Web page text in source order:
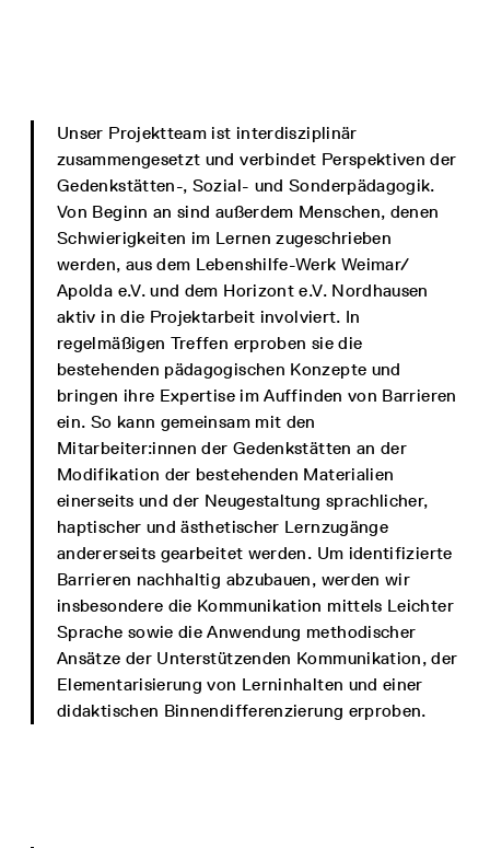
Unser Projektteam ist interdisziplinär
zusammengesetzt und verbindet Perspektiven der
Gedenkstätten-, Sozial- und Sonderpädagogik.
Von Beginn an sind außerdem Menschen, denen
Schwierigkeiten im Lernen zugeschrieben
werden, aus dem Lebenshilfe-Werk Weimar/
Apolda e.V. und dem Horizont e.V. Nordhausen
aktiv in die Projektarbeit involviert. In
regelmäßigen Treffen erproben sie die
bestehenden pädagogischen Konzepte und
bringen ihre Expertise im Auffinden von Barrieren
ein. So kann gemeinsam mit den
Mitarbeiter:innen der Gedenkstätten an der
Modifikation der bestehenden Materialien
einerseits und der Neugestaltung sprachlicher,
haptischer und ästhetischer Lernzugänge
andererseits gearbeitet werden. Um identifizierte
Barrieren nachhaltig abzubauen, werden wir
insbesondere die Kommunikation mittels Leichter
Sprache sowie die Anwendung methodischer
Ansätze der Unterstützenden Kommunikation, der
Elementarisierung von Lerninhalten und einer
didaktischen Binnendifferenzierung erproben.